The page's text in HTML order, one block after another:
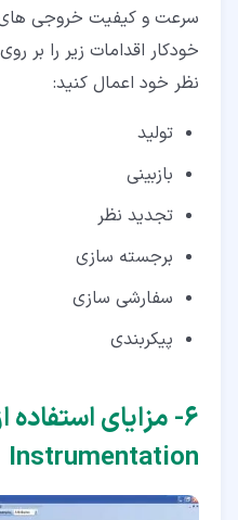
سرعت و کیفیت خروجی های
خودکار اقدامات زیر را بر
نظر خود اعمال کنید:
تولید
بازبینی
تجدید نظر
برجسته سازی
سفارشی سازی
پیکربندی
Instrumentation